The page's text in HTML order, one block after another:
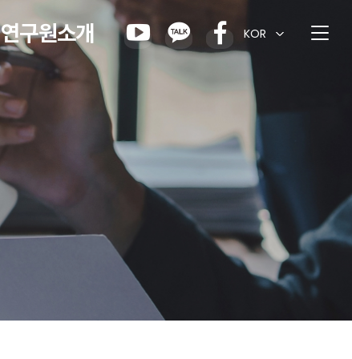
연구원소개 KOR